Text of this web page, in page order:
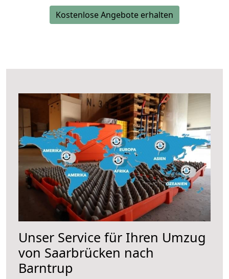
Kostenlose Angebote erhalten
Unser Service für Ihren Umzug
von Saarbrücken nach
Barntrup